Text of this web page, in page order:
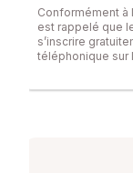
Conformément à
est rappelé que
s’inscrire
téléphonique sur